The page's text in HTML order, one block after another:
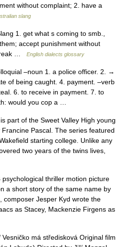
without complaint; 2. have a
slang
1. get what s coming to smb.,
accept punishment without
…
English dialects glossary
–noun 1. a police officer. 2. →
of being caught. 4. payment. –verb
6. to receive in payment. 7. to
would you cop a …
part of the Sweet Valley High young
Pascal. The series featured
starting college. Unlike any
two years of the twins lives,
thriller motion picture
a short story of the same name by
composer Jesper Kyd wrote the
as Stacey, Mackenzie Firgens as
má středisková Original film